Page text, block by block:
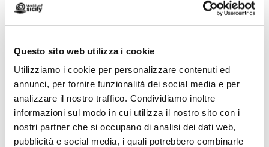
Questo sito web utilizza i cookie
Utilizziamo i cookie per personalizzare contenuti ed
annunci, per fornire funzionalità dei social media e per
analizzare il nostro traffico. Condividiamo inoltre
informazioni sul modo in cui utilizza il nostro sito con i
nostri partner che si occupano di analisi dei dati web,
pubblicità e social media, i quali potrebbero combinarle
Contatti:
strada Marsala 271/273 - Rilievo
Trapani
Telefono 0923864013
Emailinfo@divinohotel.it
Sito web